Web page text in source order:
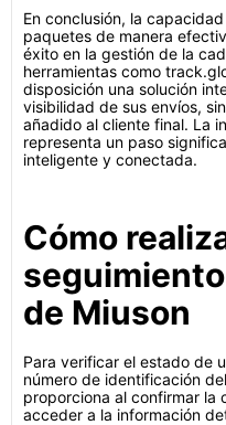
En conclusión, la
paquetes de manera
éxito en la gestión de la
herramientas como
disposición una solución
visibilidad de sus envíos,
añadido al cliente final. La
representa un paso
inteligente y conectada.
Cómo
de Miuson
Para verificar el estado de
número de identificación
proporciona al confirmar la
acceder a la información